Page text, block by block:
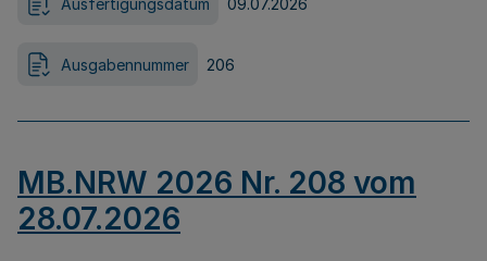
Ausgabennummer 206
MB.NRW 2026 Nr. 208 vom
28.07.2026